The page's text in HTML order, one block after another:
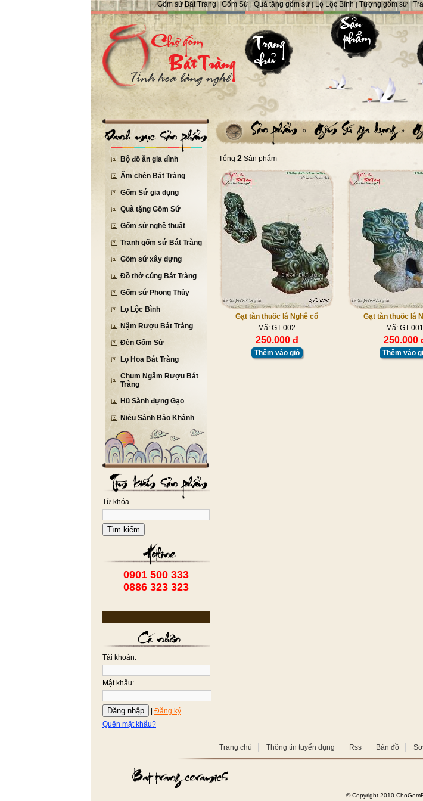
Gốm sứ Bát Tràng | Gốm Sứ | Quà tặng gốm sứ|Lọ Lộc Bình| Tượng gốm sứ |
Bộ đồ ăn gia đình
Ấm chén Bát Tràng
Gốm Sứ gia dụng
Quà tặng Gốm Sứ
Gốm sứ nghệ thuật
Tranh gốm sứ Bát Tràng
Gốm sứ xây dựng
Đồ thờ cúng Bát Tràng
Gốm sứ Phong Thủy
Lọ Lộc Bình
Nậm Rượu Bát Tràng
Đèn Gốm Sứ
Lọ Hoa Bát Tràng
Chum Ngâm Rượu Bát
Tràng
Hũ Sành đựng Gạo
Niêu Sành Bảo Khánh
Từ khóa
Tìm kiếm
0901 500 333
0886 323 323
Tài khoản:
Mật khẩu:
Đăng nhập
Đăng ký
Quên mật khẩu?
Tổng 2 Sản phẩm
Gạt tàn thuốc lá Nghê cổ
Mã: GT-002
250.000 đ
Thêm vào giỏ
Gạt tàn thuốc lá
Mã: GT-001
250.000
Thêm vào
Trang chủ Thông tin tuyển dụng Rss Bản đồ
©Copyright 2010